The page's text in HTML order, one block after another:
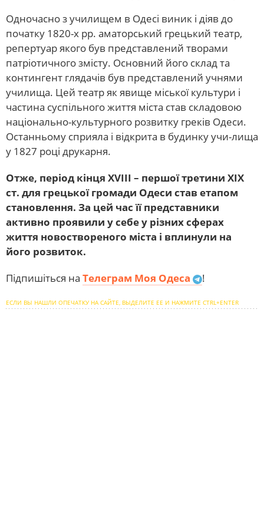
Одночасно з училищем в Одесі виник і діяв до
початку 1820-х рр. аматорський грецький театр,
репертуар якого був представлений творами
патріотичного змісту. Основний його склад та
контингент глядачів був представлений учнями
училища. Цей театр як явище міської культури і
частина суспільного життя міста став складовою
національно-культурного розвитку греків Одеси.
Останньому сприяла і відкрита в будинку учи-лища
у 1827 році друкарня.
Отже, період кінця XVIIІ – першої третини ХІХ
ст. для грецької громади Одеси став етапом
становлення. За цей час її представники
активно проявили у себе у різних сферах
життя новоствореного міста і вплинули на
його розвиток.
Підпишіться на Телеграм Моя Одеса !
ЕСЛИ ВЫ НАШЛИ ОПЕЧАТКУ НА САЙТЕ, ВЫДЕЛИТЕ ЕЕ И НАЖМИТЕ CTRL+ENTER